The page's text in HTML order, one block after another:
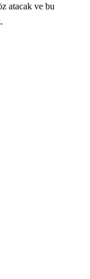
atacak ve bu